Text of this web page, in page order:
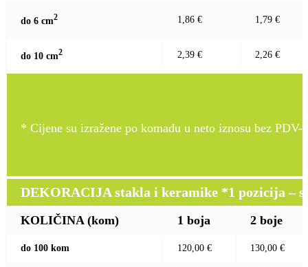
do 6 cm2 1,86 € 1,79 €
do 10 cm2 2,39 € 2,26 €
* Cijene su izražene po komadu u neto iznosu bez PDV-
DEKORACIJA stakla i keramike *1 pozicija –
KOLIČINA (kom) 1 boja 2 boje
do 100 kom 120,00 € 130,00 €